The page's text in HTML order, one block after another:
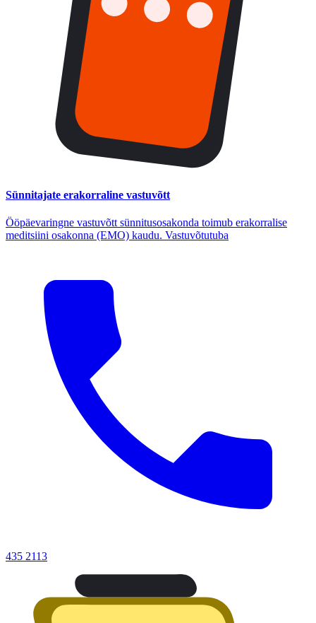
Sünnitajate erakorraline vastuvõtt
Ööpäevaringne vastuvõtt sünnitusosakonda toimub erakorralise
meditsiini osakonna (EMO) kaudu. Vastuvõtutuba
435 2113